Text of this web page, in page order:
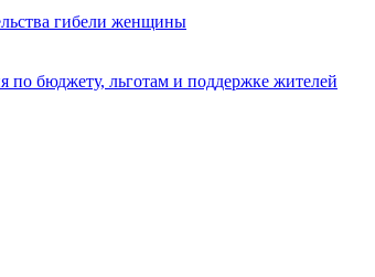
гибели женщины
по бюджету, льготам и поддержке жителей